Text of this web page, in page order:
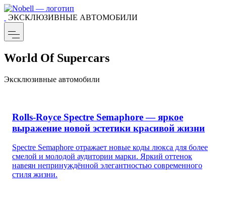
ЭКСКЛЮЗИВНЫЕ АВТОМОБИЛИ
World Of Supercars
Эксклюзивные автомобили
Rolls-Royce Spectre Semaphore — яркое
выражение новой эстетики красивой жизни
Spectre Semaphore отражает новые коды люкса для более
смелой и молодой аудитории марки. Яркий оттенок
навеян непринуждённой элегантностью современного
стиля жизни.